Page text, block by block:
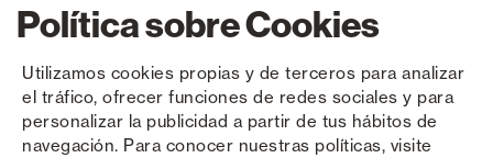
Política sobre Cookies
Utilizamos cookies propias y de terceros para analizar
el tráfico, ofrecer funciones de redes sociales y para
personalizar la publicidad a partir de tus hábitos de
navegación. Para conocer nuestras políticas, visite
Copyright © Saxun 2023 - 2026 Política de privacidade Aviso Legal Cookies